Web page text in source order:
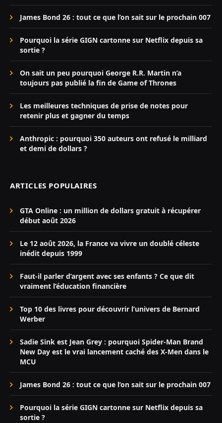
James Bond 26 : tout ce que l’on sait sur le prochain 007
Pourquoi la série GIGN cartonne sur Netflix depuis sa
sortie ?
On sait un peu pourquoi George R.R. Martin n’a
toujours pas publié la fin de Game of Thrones
Les meilleures techniques de prise de notes pour
retenir plus et gagner du temps
Anthropic : pourquoi 350 auteurs ont refusé le milliard
et demi de dollars ?
ARTICLES POPULAIRES
GTA Online : un million de dollars gratuit à récupérer
début août 2026
Le 12 août 2026, la France va vivre un doublé céleste
inédit depuis 1999
Faut-il parler d’argent avec ses enfants ? Ce que dit
vraiment l’éducation financière
Top 10 des livres pour découvrir l’univers de Bernard
Werber
Sadie Sink est Jean Grey : pourquoi Spider-Man Brand
New Day est le vrai lancement caché des X-Men dans le
MCU
James Bond 26 : tout ce que l’on sait sur le prochain 007
Pourquoi la série GIGN cartonne sur Netflix depuis sa
sortie ?